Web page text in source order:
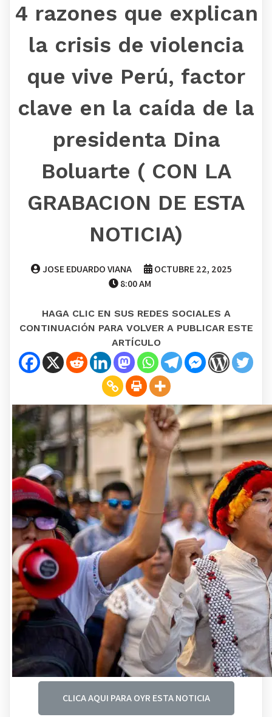
4 razones que explican
la crisis de violencia
que vive Perú, factor
clave en la caída de la
presidenta Dina
Boluarte ( CON LA
GRABACION DE ESTA
NOTICIA)
JOSE EDUARDO VIANA
OCTUBRE 22, 2025
8:00 AM
HAGA CLIC EN SUS REDES SOCIALES A
CONTINUACIÓN PARA VOLVER A PUBLICAR ESTE
ARTÍCULO
CLICA AQUI PARA OYR ESTA NOTICIA